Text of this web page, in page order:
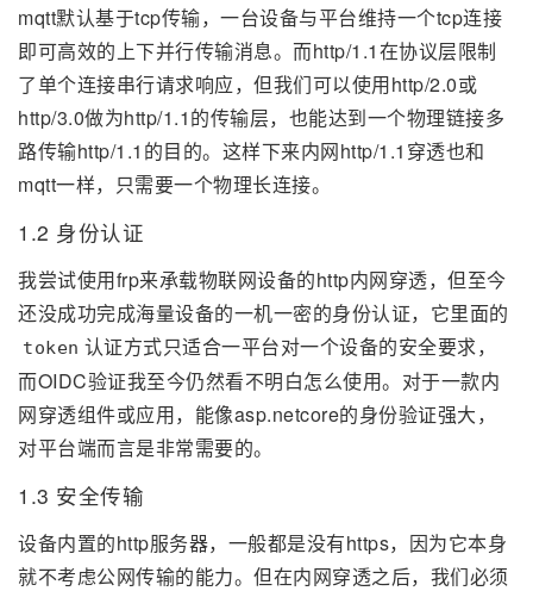
mqtt默认基于tcp传输，一台设备与平台维持一个tcp连接
即可高效的上下并行传输消息。而http/1.1在协议层限制
了单个连接串行请求响应，但我们可以使用http/2.0或
http/3.0做为http/1.1的传输层，也能达到一个物理链接多
路传输http/1.1的目的。这样下来内网http/1.1穿透也和
mqtt一样，只需要一个物理长连接。
1.2 身份认证
我尝试使用frp来承载物联网设备的http内网穿透，但至今
还没成功完成海量设备的一机一密的身份认证，它里面的
token 认证方式只适合一平台对一个设备的安全要求，
而OIDC验证我至今仍然看不明白怎么使用。对于一款内
网穿透组件或应用，能像asp.netcore的身份验证强大，
对平台端而言是非常需要的。
1.3 安全传输
设备内置的http服务器，一般都是没有https，因为它本身
就不考虑公网传输的能力。但在内网穿透之后，我们必须